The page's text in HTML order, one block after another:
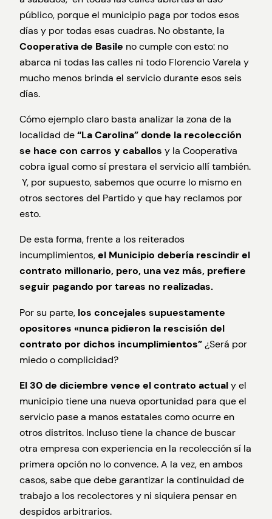
público, porque el municipio paga por todos esos
días y por todas esas cuadras. No obstante, la
Cooperativade Basile no cumple con esto: no
abarca ni todas las calles ni todo Florencio Varela y
mucho menos brinda el servicio durante esos seis
días.
Cómo ejemplo claro basta analizar la zona de la
localidad de“La Carolina” donde la recolección
se hace con carros y caballos y la Cooperativa
cobra igual como sí prestara el servicio allí también.
Y, por supuesto, sabemos que ocurre lo mismo en
otros sectores del Partido y que hay reclamos por
esto.
De esta forma, frente a los reiterados
incumplimientos,el Municipio debería rescindir el
contrato millonario, pero, una vez más, prefiere
seguir pagando por tareas no realizadas.
Por su parte, los concejales supuestamente
opositores «nunca pidieron la rescisión del
contrato por dichos incumplimientos”¿Será por
miedo o complicidad?
El 30 de diciembre vence el contrato actualy el
municipio tiene una nueva oportunidad para que el
servicio pase a manos estatales como ocurre en
otros distritos. Incluso tiene la chance de buscar
otra empresa con experiencia en la recolección sí la
primera opción no lo convence. A la vez, en ambos
casos, sabe que debe garantizar la continuidad de
trabajo a los recolectores y ni siquiera pensar en
despidos arbitrarios.